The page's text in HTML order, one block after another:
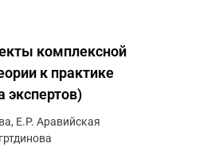
комплексной
к практике
экспертов)
Е.Р. Аравийская